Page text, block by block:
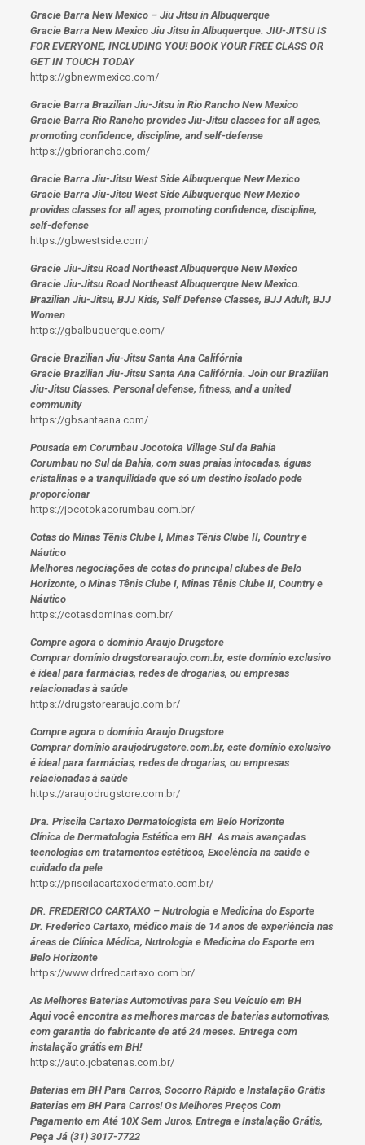
Gracie Barra New Mexico – Jiu Jitsu in Albuquerque
Gracie Barra New Mexico Jiu Jitsu in Albuquerque. JIU-JITSU IS
FOR EVERYONE, INCLUDING YOU! BOOK YOUR FREE CLASS OR
GET IN TOUCH TODAY
https://gbnewmexico.com/
Gracie Barra Brazilian Jiu-Jitsu in Rio Rancho New Mexico
Gracie Barra Rio Rancho provides Jiu-Jitsu classes for all ages,
promoting confidence, discipline, and self-defense
https://gbriorancho.com/
Gracie Barra Jiu-Jitsu West Side Albuquerque New Mexico
Gracie Barra Jiu-Jitsu West Side Albuquerque New Mexico
provides classes for all ages, promoting confidence, discipline,
self-defense
https://gbwestside.com/
Gracie Jiu-Jitsu Road Northeast Albuquerque New Mexico
Gracie Jiu-Jitsu Road Northeast Albuquerque New Mexico.
Brazilian Jiu-Jitsu, BJJ Kids, Self Defense Classes, BJJ Adult, BJJ
Women
https://gbalbuquerque.com/
Gracie Brazilian Jiu-Jitsu Santa Ana Califórnia
Gracie Brazilian Jiu-Jitsu Santa Ana Califórnia. Join our Brazilian
Jiu-Jitsu Classes. Personal defense, fitness, and a united
community
https://gbsantaana.com/
Pousada em Corumbau Jocotoka Village Sul da Bahia
Corumbau no Sul da Bahia, com suas praias intocadas, águas
cristalinas e a tranquilidade que só um destino isolado pode
proporcionar
https://jocotokacorumbau.com.br/
Cotas do Minas Tênis Clube I, Minas Tênis Clube II, Country e
Náutico
Melhores negociações de cotas do principal clubes de Belo
Horizonte, o Minas Tênis Clube I, Minas Tênis Clube II, Country e
Náutico
https://cotasdominas.com.br/
Compre agora o domínio Araujo Drugstore
Comprar domínio drugstorearaujo.com.br, este domínio exclusivo
é ideal para farmácias, redes de drogarias, ou empresas
relacionadas à saúde
https://drugstorearaujo.com.br/
Compre agora o domínio Araujo Drugstore
Comprar domínio araujodrugstore.com.br, este domínio exclusivo
é ideal para farmácias, redes de drogarias, ou empresas
relacionadas à saúde
https://araujodrugstore.com.br/
Dra. Priscila Cartaxo Dermatologista em Belo Horizonte
Clínica de Dermatologia Estética em BH. As mais avançadas
tecnologias em tratamentos estéticos, Excelência na saúde e
cuidado da pele
https://priscilacartaxodermato.com.br/
DR. FREDERICO CARTAXO – Nutrologia e Medicina do Esporte
Dr. Frederico Cartaxo, médico mais de 14 anos de experiência nas
áreas de Clínica Médica, Nutrologia e Medicina do Esporte em
Belo Horizonte
https://www.drfredcartaxo.com.br/
As Melhores Baterias Automotivas para Seu Veículo em BH
Aqui você encontra as melhores marcas de baterias automotivas,
com garantia do fabricante de até 24 meses. Entrega com
instalação grátis em BH!
https://auto.jcbaterias.com.br/
Baterias em BH Para Carros, Socorro Rápido e Instalação Grátis
Baterias em BH Para Carros! Os Melhores Preços Com
Pagamento em Até 10X Sem Juros, Entrega e Instalação Grátis,
Peça Já (31) 3017-7722